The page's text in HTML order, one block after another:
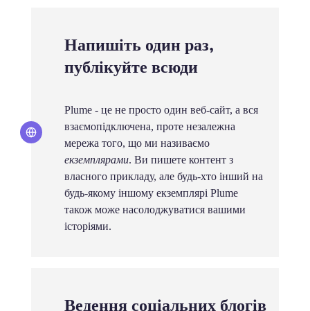
Напишіть один раз,
публікуйте всюди
Plume - це не просто один веб-сайт, а вся
взаємопідключена, проте незалежна
мережа того, що ми називаємо
екземплярами. Ви пишете контент з
власного прикладу, але будь-хто інший на
будь-якому іншому екземплярі Plume
також може насолоджуватися вашими
історіями.
Ведення соціальних блогів